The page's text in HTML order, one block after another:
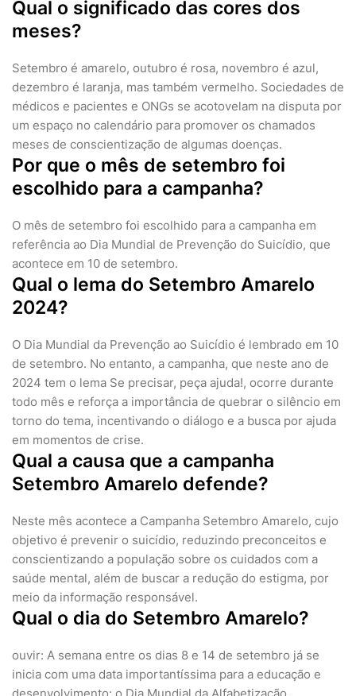
Qual o significado das cores dos
meses?
Setembro é amarelo, outubro é rosa, novembro é azul,
dezembro é laranja, mas também vermelho. Sociedades de
médicos e pacientes e ONGs se acotovelam na disputa por
um espaço no calendário para promover os chamados
meses de conscientização de algumas doenças.
Por que o mês de setembro foi
escolhido para a campanha?
O mês de setembro foi escolhido para a campanha em
referência ao Dia Mundial de Prevenção do Suicídio, que
acontece em 10 de setembro.
Qual o lema do Setembro Amarelo
2024?
O Dia Mundial da Prevenção ao Suicídio é lembrado em 10
de setembro. No entanto, a campanha, que neste ano de
2024 tem o lema Se precisar, peça ajuda!, ocorre durante
todo mês e reforça a importância de quebrar o silêncio em
torno do tema, incentivando o diálogo e a busca por ajuda
em momentos de crise.
Qual a causa que a campanha
Setembro Amarelo defende?
Neste mês acontece a Campanha Setembro Amarelo, cujo
objetivo é prevenir o suicídio, reduzindo preconceitos e
conscientizando a população sobre os cuidados com a
saúde mental, além de buscar a redução do estigma, por
meio da informação responsável.
Qual o dia do Setembro Amarelo?
ouvir: A semana entre os dias 8 e 14 de setembro já se
inicia com uma data importantíssima para a educação e